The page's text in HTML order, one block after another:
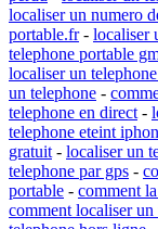
localiser un numero
portable.fr- localiser
telephone portable
localiser un
un telephone -
telephone en direct -
telephone eteint
gratuit - localiser un
telephone par gps -
portable - comment
comment localiser